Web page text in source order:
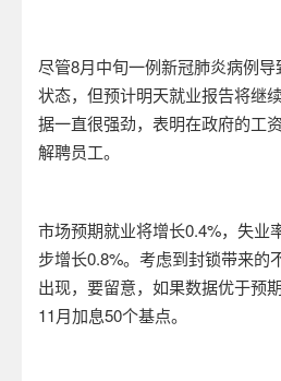
尽管8月中旬一例新冠肺炎病例
状态，但预计明天就业报告将继
据一直很强劲，表明在政府的工
解聘员工。
市场预期就业将增长0.4%，失业
步增长0.8%。考虑到封锁带来的
出现，要留意，如果数据优于预
11月加息50个基点。